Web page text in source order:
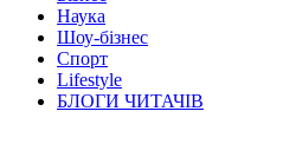
Наука
Шоу-бізнес
Спорт
Lifestyle
БЛОГИ ЧИТАЧІВ